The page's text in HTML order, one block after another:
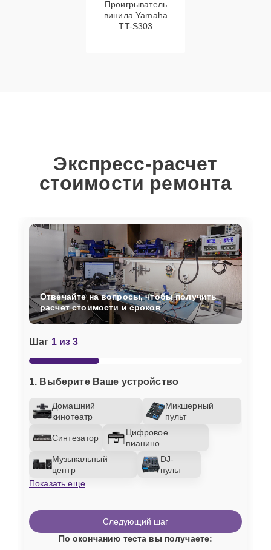
Проигрыватель
винила Yamaha
TT-S303
Экспресс-расчет
стоимости ремонта
Шаг 1 из 3
1. Выберите Ваше устройство
Домашний
кинотеатр
Микшерный
пульт
Синтезатор
Цифровое
пианино
Музыкальный
центр
DJ-
пульт
Показать еще
Отвечайте на вопросы, чтобы получить
расчет стоимости и сроков
Следующий шаг
По окончанию теста вы получаете: